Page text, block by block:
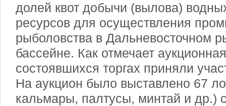
долей квот добычи (вылова)
ресурсов для осуществления
рыболовства в Дальневосточном
бассейне. Как отмечает
состоявшихся торгах приняли
На аукцион было выставлено 67
кальмары, палтусы, минтай и др.)